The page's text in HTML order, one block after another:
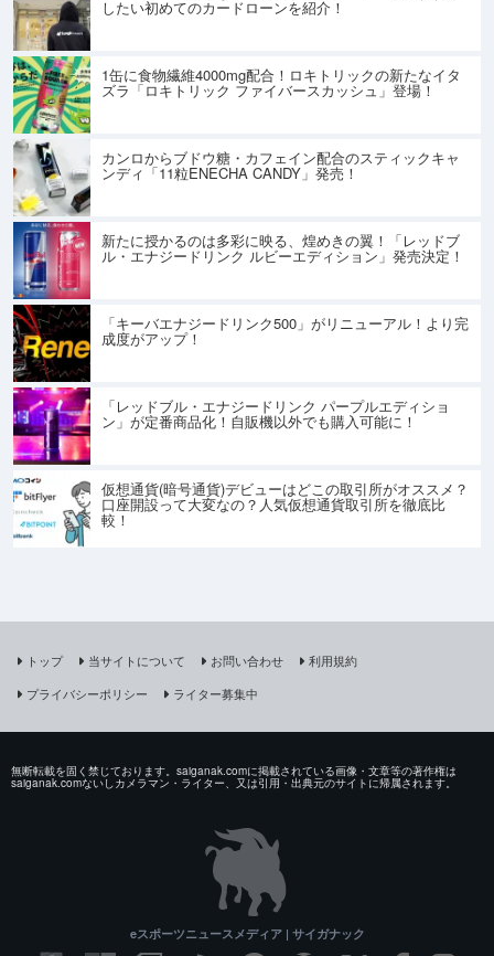
したい初めてのカードローンを紹介！
1缶に食物繊維4000mg配合！ロキトリックの新たなイタ
ズラ「ロキトリック ファイバースカッシュ」登場！
カンロからブドウ糖・カフェイン配合のスティックキャ
ンディ「11粒ENECHA CANDY」発売！
新たに授かるのは多彩に映る、煌めきの翼！「レッドブ
ル・エナジードリンク ルビーエディション」発売決定！
「キーバエナジードリンク500」がリニューアル！より完
成度がアップ！
「レッドブル・エナジードリンク パープルエディショ
ン」が定番商品化！自販機以外でも購入可能に！
仮想通貨(暗号通貨)デビューはどこの取引所がオススメ？
口座開設って大変なの？人気仮想通貨取引所を徹底比
較！
トップ 当サイトについて お問い合わせ
利用規約
プライバシーポリシー
ライター募集中
無断転載を固く禁じております。saiganak.comに掲載されている画像・文章等の著作権は
saiganak.comないしカメラマン・ライター、又は引用・出典元のサイトに帰属されます。
eスポーツニュースメディア | サイガナック